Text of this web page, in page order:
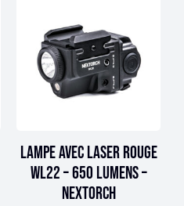
Lampe avec laser rouge
WL22 – 650 lumens –
Nextorch